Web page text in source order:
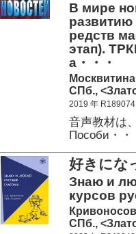
В мире
редств
этап).
а・・・
СПб.,
2019 年 R189074
音声教材は
Пособи・・
好きにな
Знаю и
курсов
СПб.,